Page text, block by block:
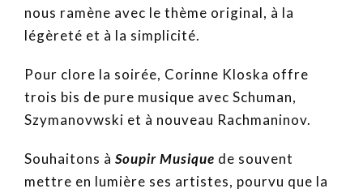
nous ramène avec le thème original, à la
légèreté et à la simplicité.
Pour clore la soirée, Corinne Kloska offre
trois bis de pure musique avec Schuman,
Szymanovwski et à nouveau Rachmaninov.
Souhaitons à Soupir Musique de souvent
mettre en lumière ses artistes, pourvu que la